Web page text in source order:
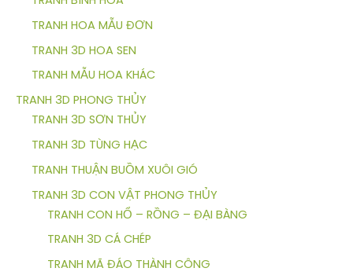
TRANH HOA MẪU ĐƠN
TRANH 3D HOA SEN
TRANH MẪU HOA KHÁC
TRANH 3D PHONG THỦY
TRANH 3D SƠN THỦY
TRANH 3D TÙNG HẠC
TRANH THUẬN BUỒM XUÔI GIÓ
TRANH 3D CON VẬT PHONG THỦY
TRANH CON HỔ – RỒNG – ĐẠI BÀNG
TRANH 3D CÁ CHÉP
TRANH MÃ ĐÁO THÀNH CÔNG